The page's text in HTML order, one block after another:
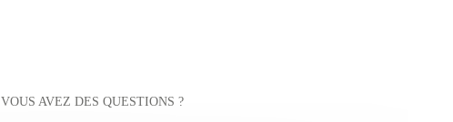
VOUS AVEZ DES QUESTIONS ?